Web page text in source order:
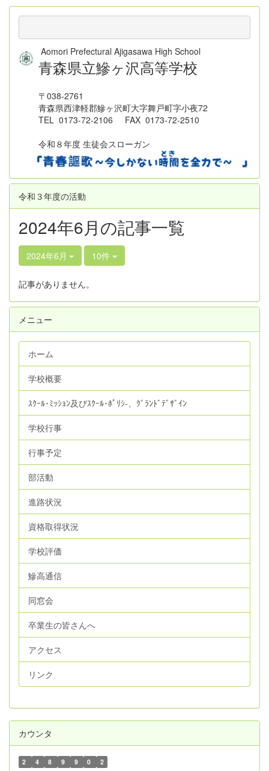
Aomori Prefectural Ajigasawa High School
青森県立鰺ヶ沢高等学校
〒038-2761
青森県西津軽郡鰺ヶ沢町大字舞戸町字小夜72
TEL 0173-72-2106 FAX 0173-72-2510
令和８年度 生徒会スローガン
令和３年度の活動
2024年6月の記事一覧
2024年6月 10件
記事がありません。
メニュー
ホーム
学校概要
ｽｸｰﾙ･ﾐｯｼｮﾝ及びｽｸｰﾙ･ﾎﾟﾘｼ‐、ｸﾞﾗﾝﾄﾞﾃﾞｻﾞｲﾝ
学校行事
行事予定
部活動
進路状況
資格取得状況
学校評価
鰺高通信
同窓会
卒業生の皆さんへ
アクセス
リンク
カウンタ
2 4 8 9 9 0 2